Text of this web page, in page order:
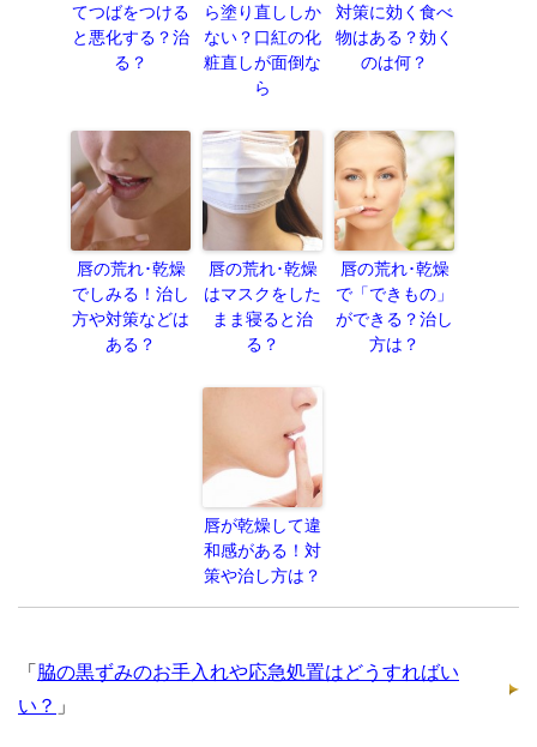
てつばをつける
と悪化する？治
る？
ら塗り直ししか
ない？口紅の化
粧直しが面倒な
ら
対策に効く食べ
物はある？効く
のは何？
唇の荒れ･乾燥
でしみる！治し
方や対策などは
ある？
唇の荒れ･乾燥
はマスクをした
まま寝ると治
る？
唇の荒れ･乾燥
で「できもの」
ができる？治し
方は？
唇が乾燥して違
和感がある！対
策や治し方は？
「 脇の黒ずみのお手入れや応急処置はどうすればい
い？ 」